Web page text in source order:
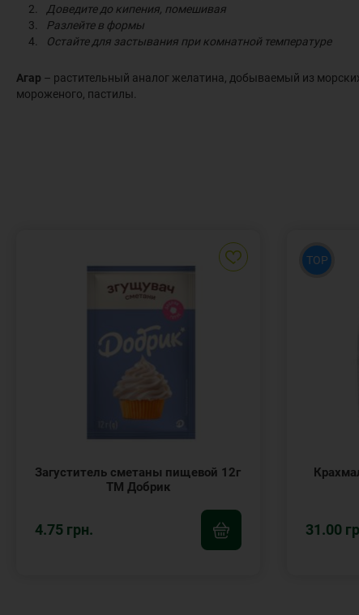
Доведите до кипения, помешивая
Разлейте в формы
Остайте для застывания при комнатной температуре
Агар – растительный аналог желатина, добываемый из
мороженого, пастилы.
Загуститель сметаны пищевой 12г
ТМ Добрик
4.75 грн.
TOP
31.00